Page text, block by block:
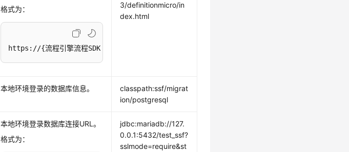
格式为：
https://{流程引擎流程SDK部署服务器的IP地址}:{流程引擎流程SDK部署服务器的端口号}/
3/definitionmicro/in
dex.html
本地环境登录的数据库信息。
classpath:ssf/migrat
ion/postgresql
本地环境登录数据库连接URL。
格式为：
jdbc:mariadb://127.
0.0.1:5432/test_ssf?
sslmode=require&st